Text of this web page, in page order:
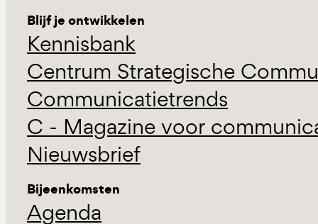
Blijf je ontwikkelen
Kennisbank
Centrum Strategische
Communicatietrends
C - Magazine voor
Nieuwsbrief
Bijeenkomsten
Agenda